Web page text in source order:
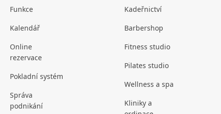
Funkce
Kalendář
Online
rezervace
Pokladní systém
Správa
podnikání
Kadeřnictví
Barbershop
Fitness studio
Pilates studio
Wellness a spa
Kliniky a